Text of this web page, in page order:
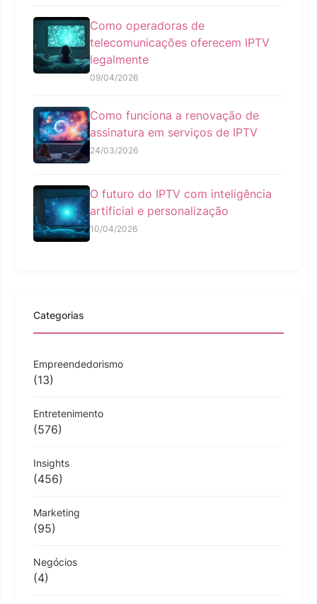
Como operadoras de
telecomunicações oferecem IPTV
legalmente
09/04/2026
Como funciona a renovação de
assinatura em serviços de IPTV
24/03/2026
O futuro do IPTV com inteligência
artificial e personalização
10/04/2026
Categorias
Empreendedorismo
(13)
Entretenimento
(576)
Insights
(456)
Marketing
(95)
Negócios
(4)